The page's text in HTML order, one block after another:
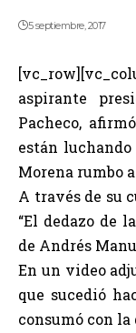
5 septiembre, 2017
aspirante
Pacheco,
están luchando
Morena rumbo
A través de su
“El dedazo de
de Andrés
En un video
que sucedió
consumó con